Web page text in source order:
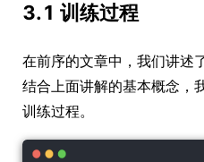
3.1 训练过程
在前序的文章中，我们讲述
结合上面讲解的基本概念，
训练过程。